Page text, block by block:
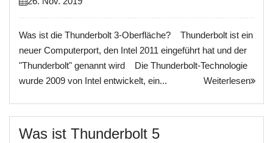
Was ist die Thunderbolt 3-Oberfläche? Thunderbolt ist ein
neuer Computerport, den Intel 2011 eingeführt hat und der
"Thunderbolt" genannt wird Die Thunderbolt-Technologie
wurde 2009 von Intel entwickelt, ein...
Weiterlesen
Was ist Thunderbolt 5